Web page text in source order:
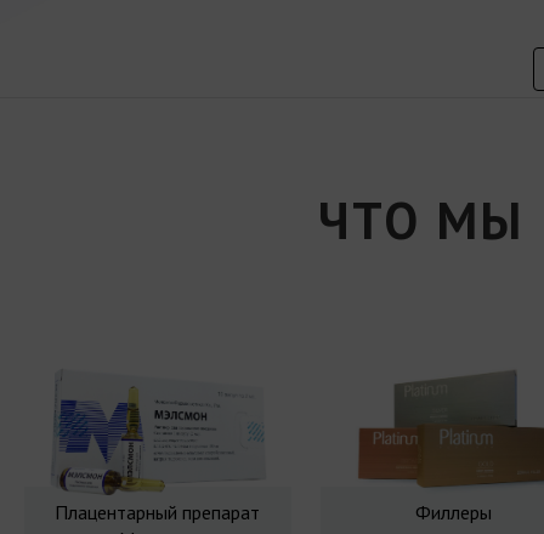
ЧТО МЫ
Плацентарный препарат
Филлеры